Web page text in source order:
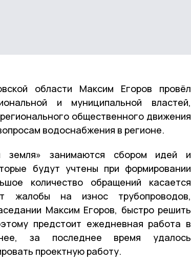
области Максим Егоров провёл
и муниципальной властей,
общественного движения
водоснабжения в регионе.
земля» занимаются сбором идей и
будут учтены при формировании
количество обращений касается
жалобы на износ трубопроводов,
Максим Егоров, быстро решить
предстоит ежедневная работа в
за последнее время удалось
проектную работу.